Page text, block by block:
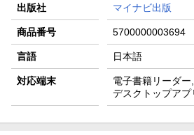
出版社 マイナビ出版
商品番号 5700000003694
言語 日本語
対応端末
電子書籍リーダ
デスクトップアプ